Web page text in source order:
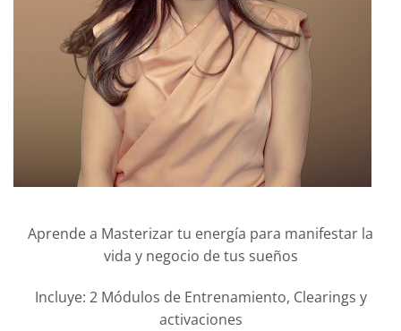
Aprende a Masterizar tu energía para manifestar la
vida y negocio de tus sueños
Incluye: 2 Módulos de Entrenamiento, Clearings y
activaciones